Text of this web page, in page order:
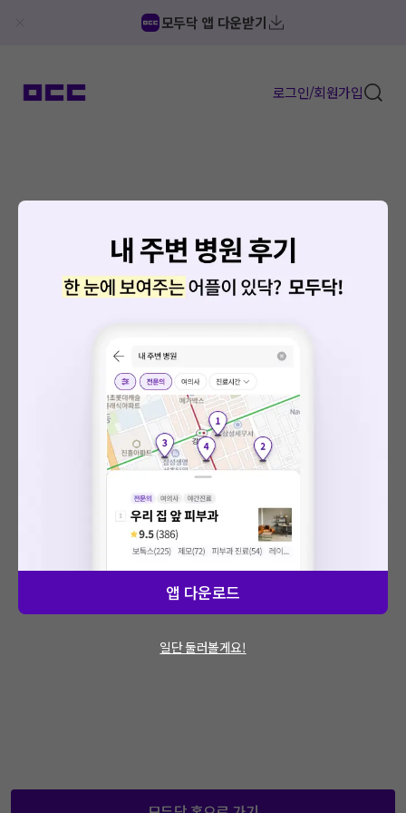
모두닥 앱 다운받기
로그인/회원가입
: 에러가 발생했습니다.
문제가 지속적으로 발생할 경우 모두닥 채널톡
을 통해 문의해주세요.
앱 다운로드
일단 둘러볼게요!